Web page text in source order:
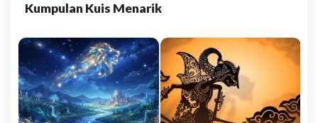
Kumpulan Kuis Menarik